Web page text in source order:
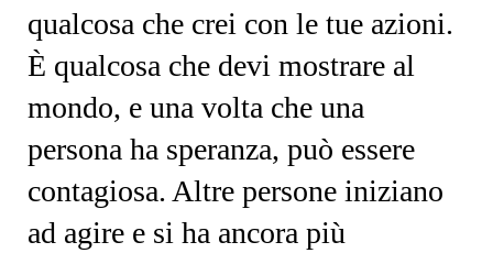
qualcosa che crei con le tue azioni.
È qualcosa che devi mostrare al
mondo, e una volta che una
persona ha speranza, può essere
contagiosa. Altre persone iniziano
ad agire e si ha ancora più